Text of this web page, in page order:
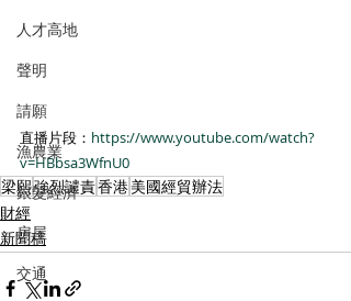
人才高地
聲明
請願
漁農業
銀髮經濟
房屋
交通
直播片段： https://www.youtube.com/watch?
v=HBbsa3WfnU0
梁熙強烈譴責香港美國經貿辦法
財經
新聞稿